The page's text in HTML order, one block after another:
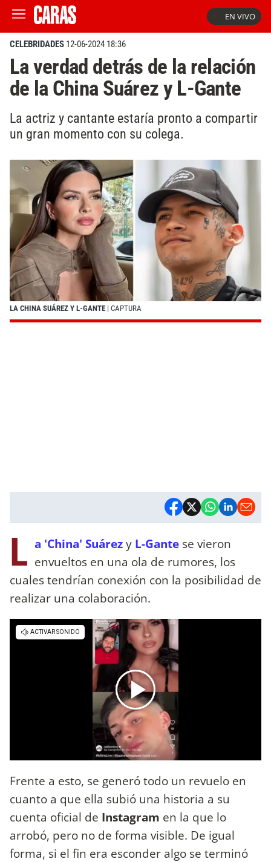
EN VIVO
CELEBRIDADES 12-06-2024 18:36
La verdad detrás de la relación
de la China Suárez y L-Gante
La actriz y cantante estaría pronto a compartir
un gran momento con su colega.
LA CHINA SUÁREZ Y L-GANTE | CAPTURA
L a 'China' Suárezy L-Gante se vieron
envueltos en una ola de rumores, los
cuales tendrían conexión con la posibilidad de
realizar una colaboración.
Frente a esto, se generó todo un revuelo en
cuanto a que ella subió una historia a su
cuenta oficial de Instagram en la que lo
arrobó, pero no de forma visible. De igual
forma, si el fin era esconder algo se terminó